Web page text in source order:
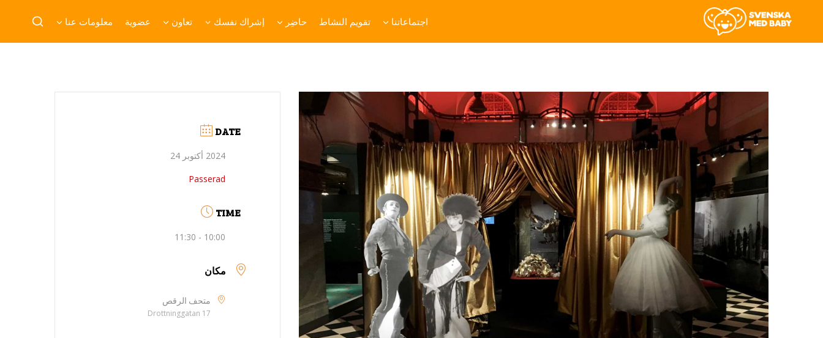
اجتماعاتنا تقويم النشاط حاضِر إشراك نفسك تعاون عضوية معلومات عنا
DATE
2024 أكتوبر 24
Passerad
TIME
10:00 - 11:30
مكان
متحف الرقص
Drottninggatan 17